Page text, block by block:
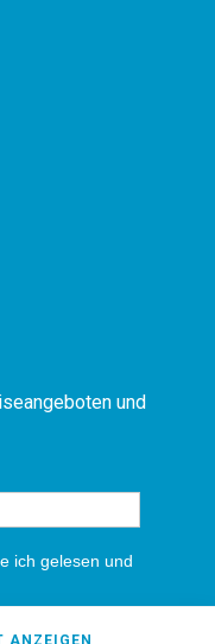
ANZEIGEN
und
ich gelesen und